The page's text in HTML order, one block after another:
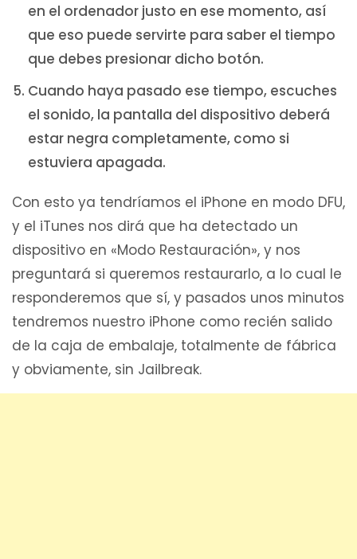
en el ordenador justo en ese momento, así
que eso puede servirte para saber el tiempo
que debes presionar dicho botón.
Cuando haya pasado ese tiempo, escuches
el sonido, la pantalla del dispositivo deberá
estar negra completamente, como si
estuviera apagada.
Con esto ya tendríamos el iPhone en modo DFU,
y el iTunes nos dirá que ha detectado un
dispositivo en «Modo Restauración», y nos
preguntará si queremos restaurarlo, a lo cual le
responderemos que sí, y pasados unos minutos
tendremos nuestro iPhone como recién salido
de la caja de embalaje, totalmente de fábrica
y obviamente, sin Jailbreak.